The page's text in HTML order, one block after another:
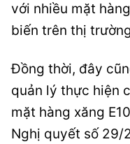
với nhiều mặt
biến trên thị
Đồng thời, đây
quản lý thực hiện
mặt hàng xăng
Nghị quyết số 29/